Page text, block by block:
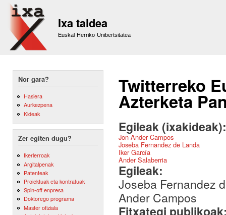
Ixa taldea
Euskal Herriko Unibertsitatea
Nor gara?
Hasiera
Aurkezpena
Kideak
Zer egiten dugu?
Ikerlerroak
Argitalpenak
Patenteak
Proiektuak eta kontratuak
Spin-off enpresa
Doktorego programa
Master ofiziala
Twitterreko
Azterketa
Egileak
Jon Ander Campos
Joseba Fernandez de Landa
Iker García
Ander Salaberria
Egileak:
Joseba Fernandez
Ander Campos
Fitxategi